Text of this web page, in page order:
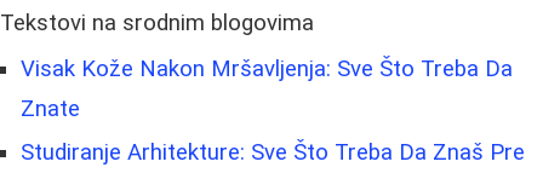
Tekstovi na srodnim blogovima
Visak Kože Nakon Mršavljenja: Sve Što Treba Da
Znate
Studiranje Arhitekture: Sve Što Treba Da Znaš Pre